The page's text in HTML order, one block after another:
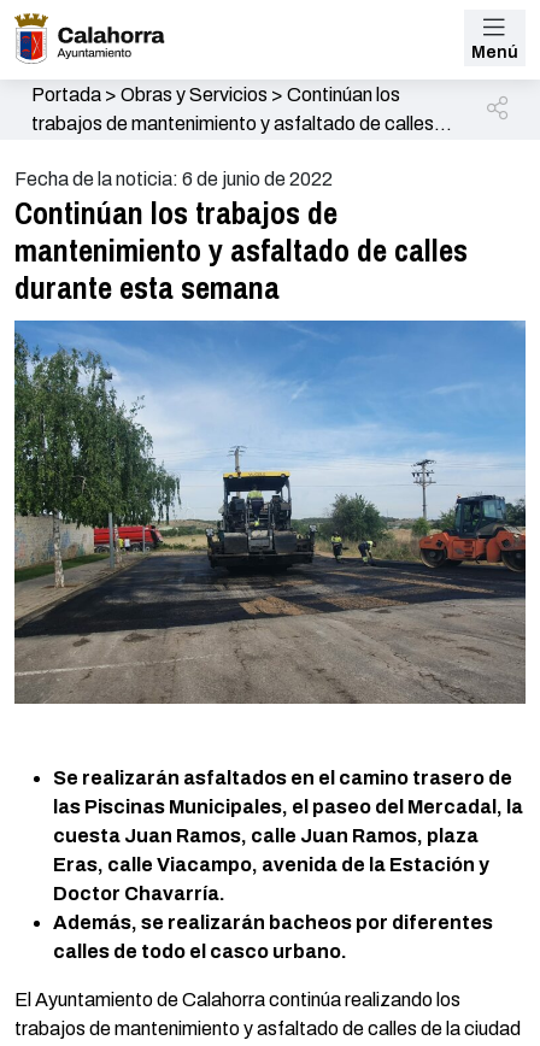
Menú
Portada> Obras y Servicios > Continúan los
trabajos de mantenimiento y asfaltado de calles
Fecha de la noticia: 6 de junio de 2022
Continúan los trabajos de
mantenimiento y asfaltado de calles
durante esta semana
Se realizarán asfaltados en el camino trasero de
las Piscinas Municipales, el paseo del Mercadal, la
cuesta Juan Ramos, calle Juan Ramos, plaza
Eras, calle Viacampo, avenida de la Estación y
Doctor Chavarría.
Además, se realizarán bacheos por diferentes
calles de todo el casco urbano.
El Ayuntamiento de Calahorra continúa realizando los
trabajos de mantenimiento y asfaltado de calles de la ciudad